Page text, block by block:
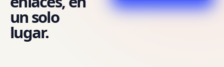
un solo
lugar.